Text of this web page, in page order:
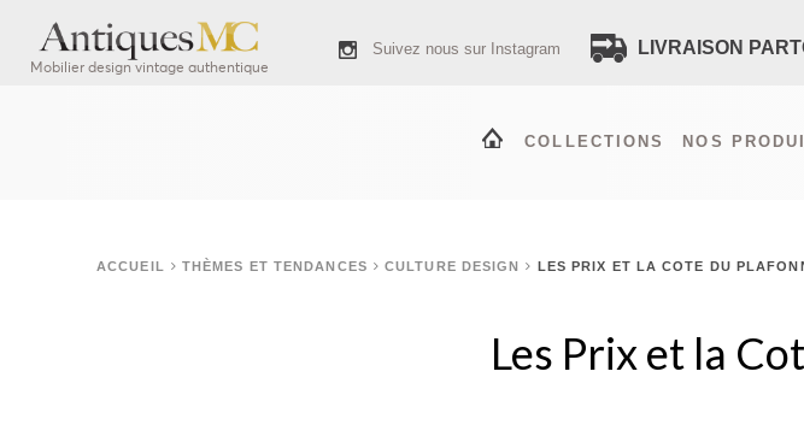
Suivez nous sur Instagram LIVRAISON
Mobilier design vintage authentique
COLLECTIONS NOS
ACCUEIL THÈMES ET TENDANCES CULTURE DESIGN LES PRIX ET LA COTE DU
Les Prix et la